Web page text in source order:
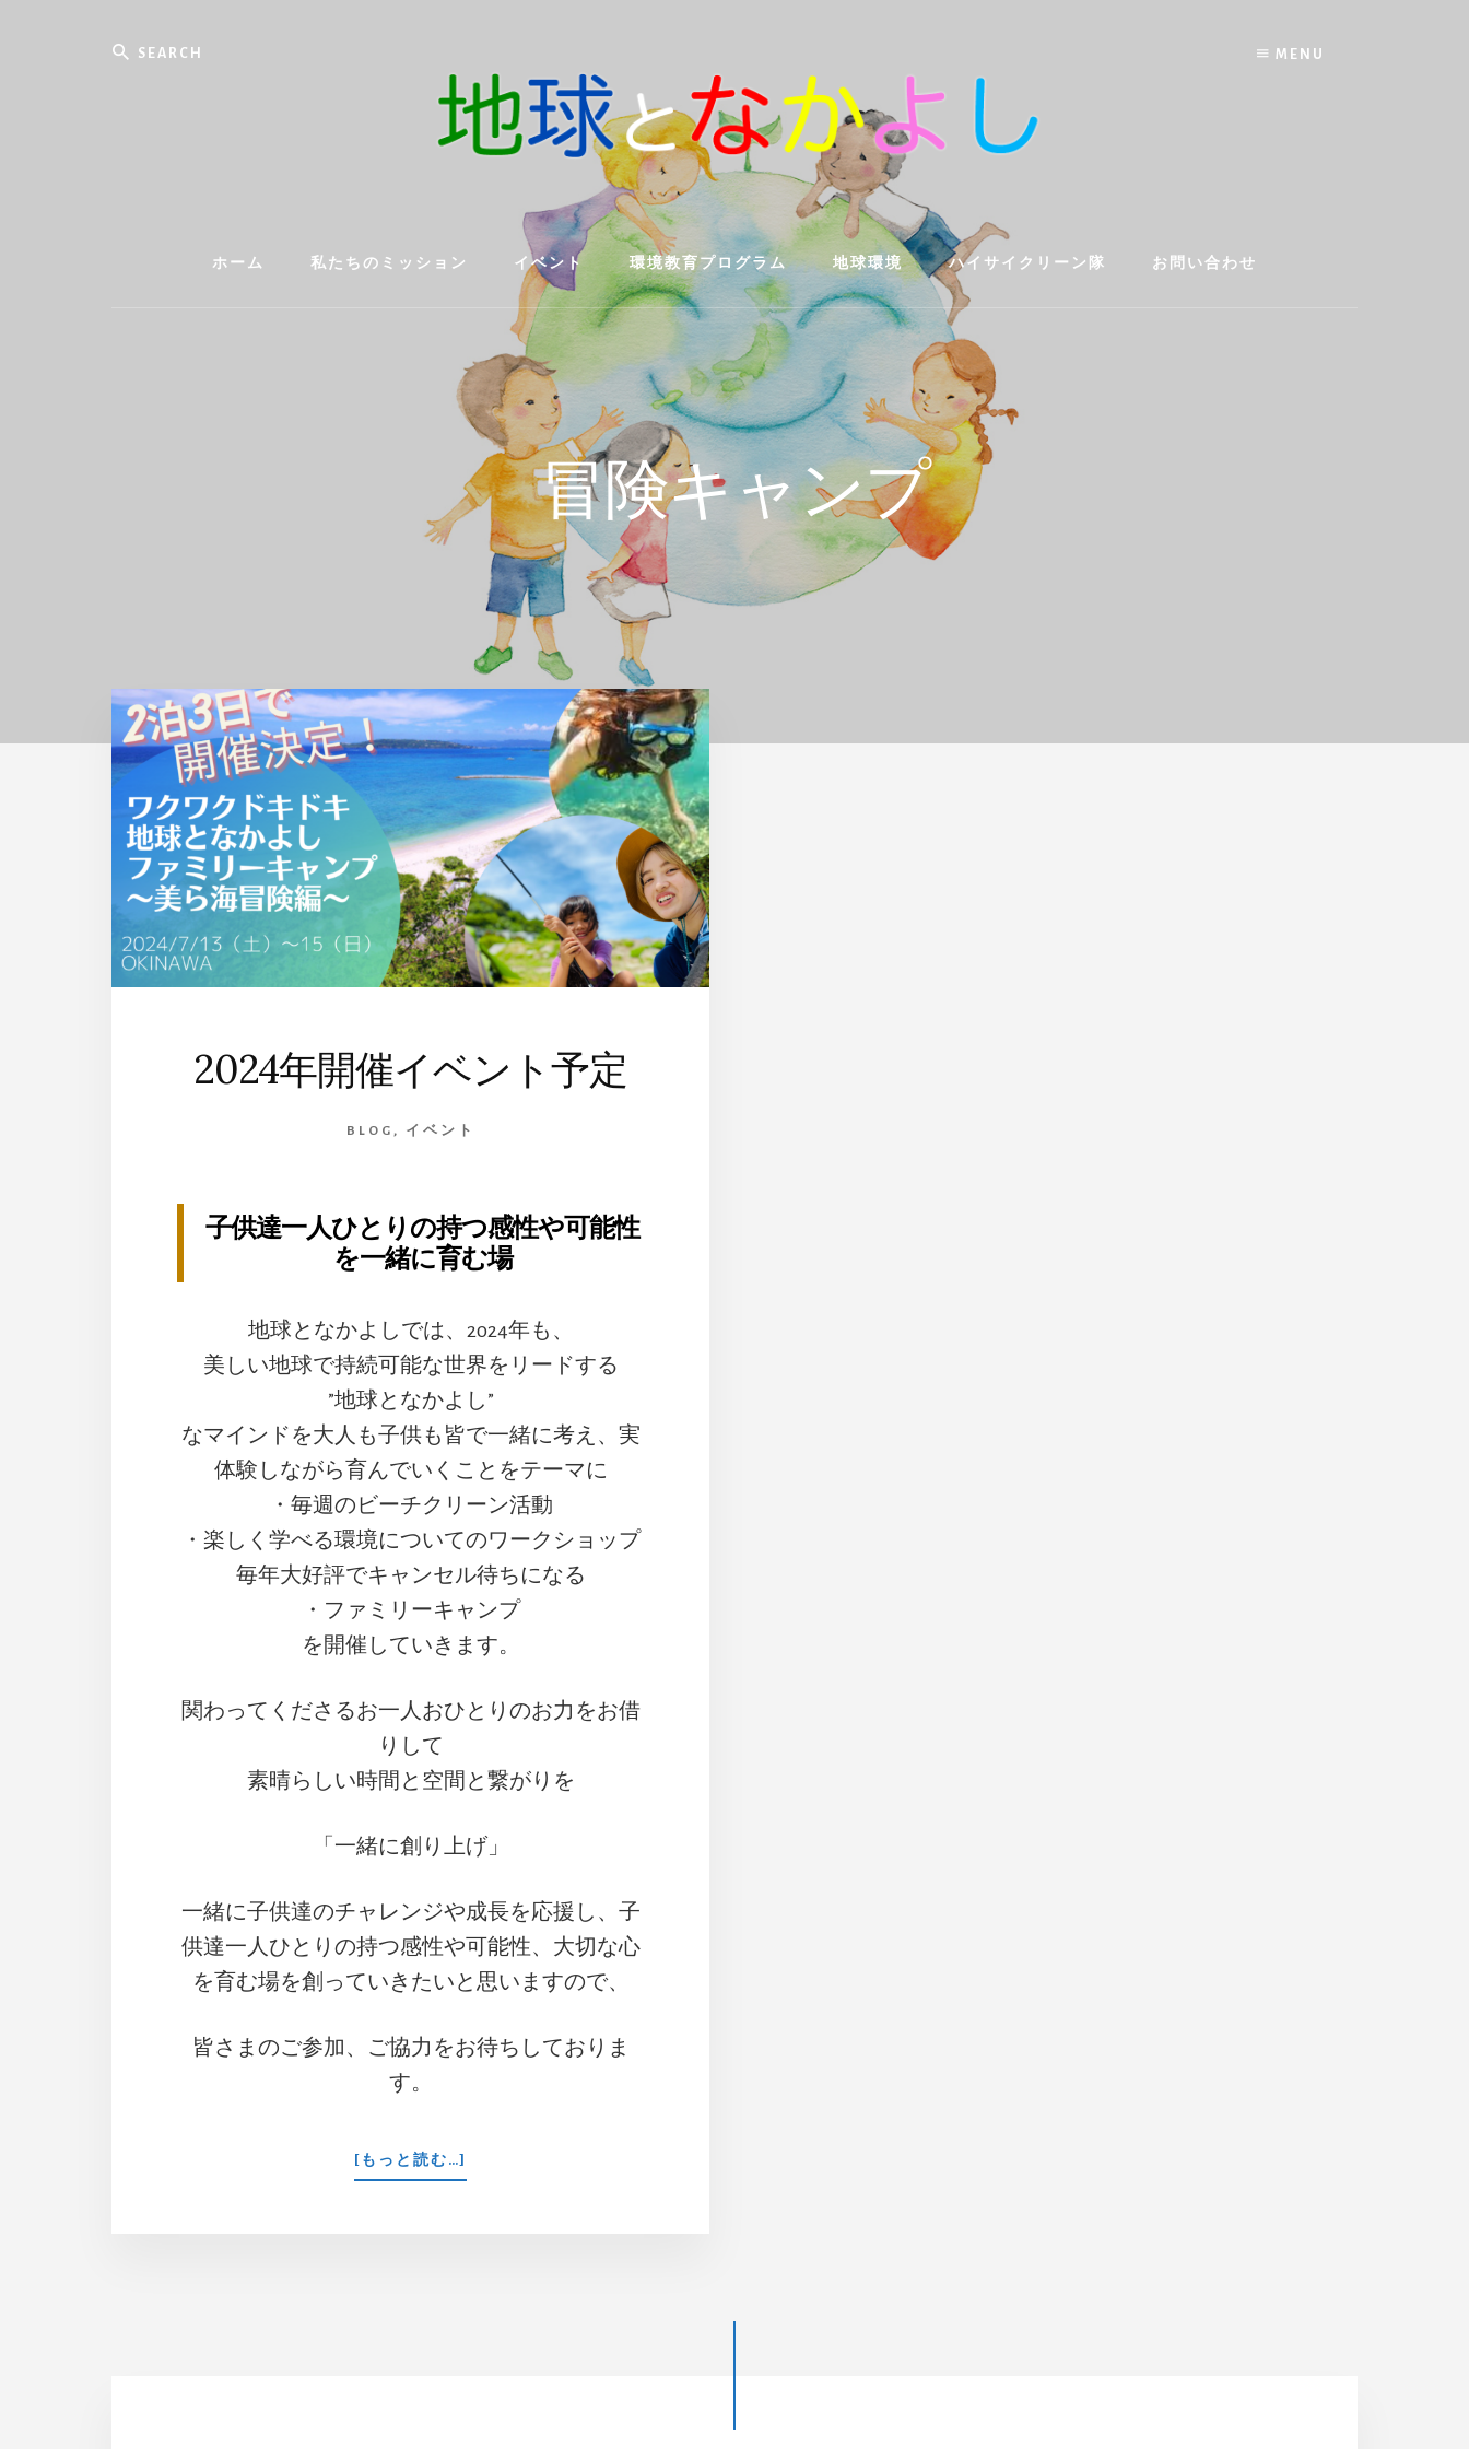
MENU
Search
ホーム 私たちのミッション イベント 環境教育プログラム 地球環境 ハイサイクリーン隊 お問い合わせ
冒険キャンプ
2024年開催イベント予定
BLOG , イベント
子供達一人ひとりの持つ感性や可能性
を一緒に育む場
地球となかよしでは、2024年も、
美しい地球で持続可能な世界をリードする
”地球となかよし”
なマインドを大人も子供も皆で一緒に考え、実
体験しながら育んでいくことをテーマに
・毎週のビーチクリーン活動
・楽しく学べる環境についてのワークショップ
毎年大好評でキャンセル待ちになる
・ファミリーキャンプ
を開催していきます。
関わってくださるお一人おひとりのお力をお借
りして
素晴らしい時間と空間と繋がりを
「一緒に創り上げ」
一緒に子供達のチャレンジや成長を応援し、子
供達一人ひとりの持つ感性や可能性、大切な心
を育む場を創っていきたいと思いますので、
皆さまのご参加、ご協力をお待ちしておりま
す。
[もっと読む…]
2024